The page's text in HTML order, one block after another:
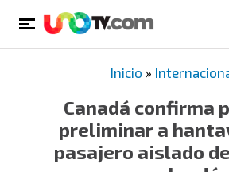
Inicio »
Canadá confirma
preliminar a
pasajero aislado